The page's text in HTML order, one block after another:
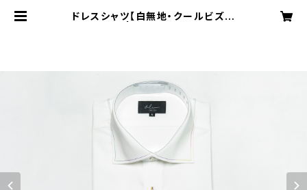
ドレスシャツ【白無地・クールビズ対